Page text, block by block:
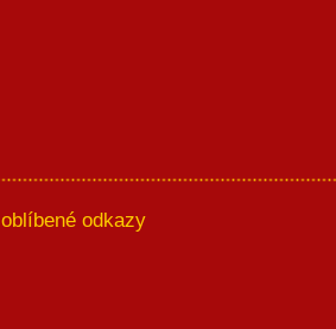
oblíbené odkazy